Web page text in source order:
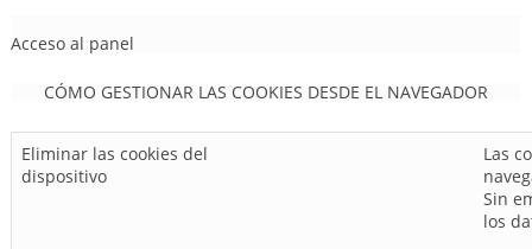
Acceso al panel
CÓMO GESTIONAR LAS COOKIES DESDE EL NAVEGADOR
Eliminar las cookies del
dispositivo
Las
Sin
los